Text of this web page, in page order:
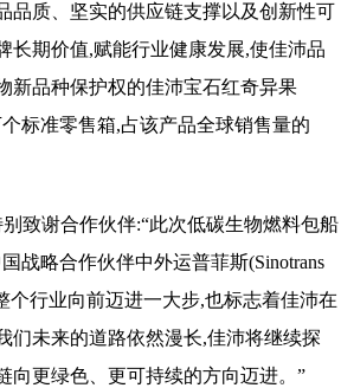
品质、坚实的供应链支撑以及创新性可
长期价值,赋能行业健康发展,使佳沛品
新品种保护权的佳沛宝石红奇异果
标准零售箱,占该产品全球销售量的
致谢合作伙伴:“此次低碳生物燃料包船
战略合作伙伴中外运普菲斯(Sinotrans
个行业向前迈进一大步,也标志着佳沛在
们未来的道路依然漫长,佳沛将继续探
向更绿色、更可持续的方向迈进。”